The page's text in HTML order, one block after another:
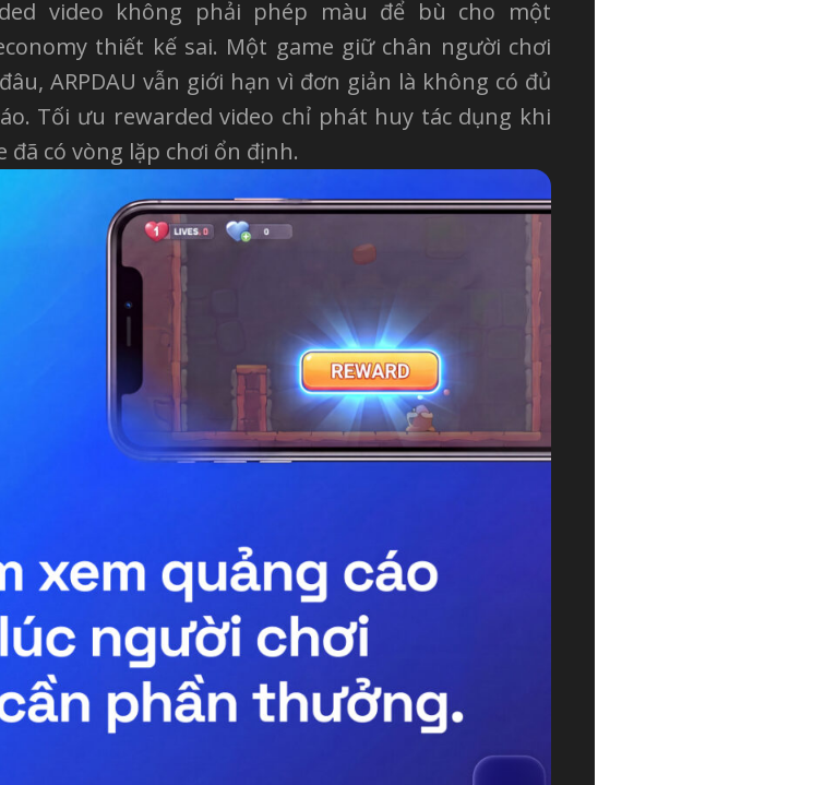
video không phải phép màu để bù cho một
thiết kế sai. Một game giữ chân người chơi
ARPDAU vẫn giới hạn vì đơn giản là không có đủ
Tối ưu rewarded video chỉ phát huy tác dụng khi
có vòng lặp chơi ổn định.